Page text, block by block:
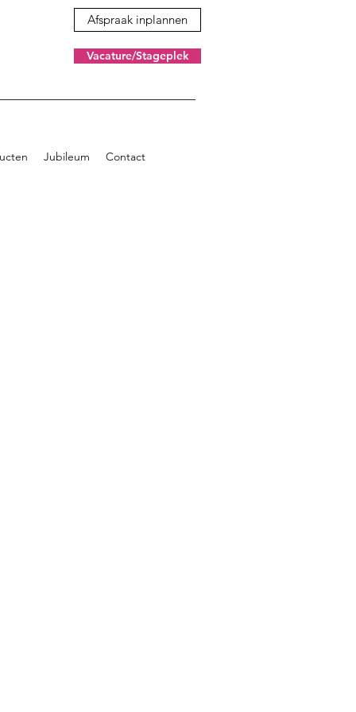
Afspraak inplannen
Vacature/Stageplek
Jubileum Contact